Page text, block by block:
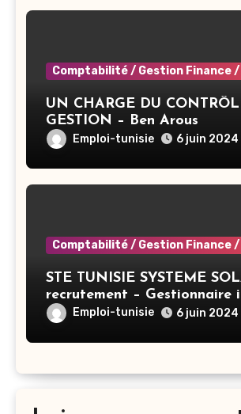
Comptabilité / Gestion Finance
UN CHARGE DU
GESTION – Ben Arous
Emploi-tunisie 6 juin 2024
Comptabilité / Gestion Finance
STE TUNISIE SYSTEME
recrutement – Gestionnaire
TunisEmploi-tunisie 6 juin 2024